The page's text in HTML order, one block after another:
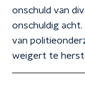
onschuld van
onschuldig
van
weigert te